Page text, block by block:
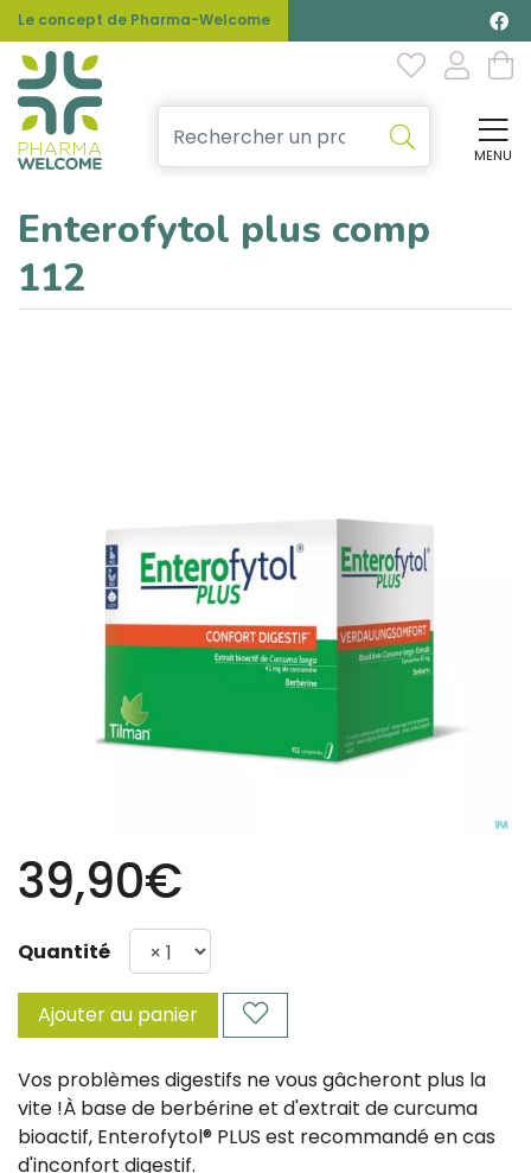
Le concept de Pharma-Welcome
MENU
Enterofytol plus comp
112
39,90€
Quantité
Ajouter au panier
Vos problèmes digestifs ne vous gâcheront plus la
vite !À base de berbérine et d'extrait de curcuma
bioactif, Enterofytol® PLUS est recommandé en cas
d'inconfort digestif.